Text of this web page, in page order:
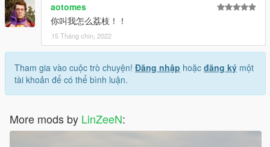
aotomes
你叫我怎么荔枝！！
15 Tháng chín, 2022
Tham gia vào cuộc trò chuyện! Đăng nhập hoặc đăng ký một
tài khoản để có thể bình luận.
More mods by LinZeeN: